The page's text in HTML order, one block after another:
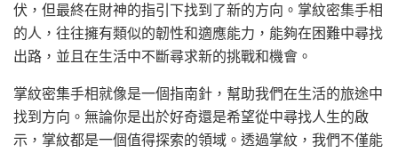
伏，但最終在財神的指引下找到了新的方向。掌紋密集手相
的人，往往擁有類似的韌性和適應能力，能夠在困難中尋找
出路，並且在生活中不斷尋求新的挑戰和機會。
掌紋密集手相就像是一個指南針，幫助我們在生活的旅途中
找到方向。無論你是出於好奇還是希望從中尋找人生的啟
示，掌紋都是一個值得探索的領域。透過掌紋，我們不僅能